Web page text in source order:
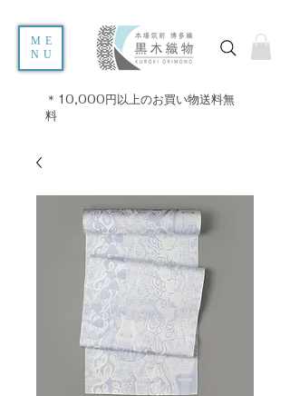
ME
NU
＊10,000円以上のお買い物送料無
料